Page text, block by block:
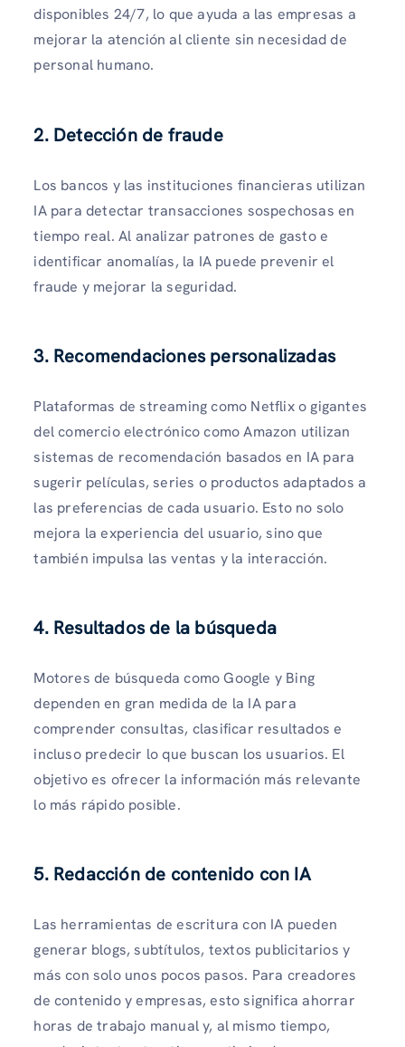
disponibles 24/7, lo que ayuda a las empresas a
mejorar la atención al cliente sin necesidad de
personal humano.
2. Detección de fraude
Los bancos y las instituciones financieras utilizan
IA para detectar transacciones sospechosas en
tiempo real. Al analizar patrones de gasto e
identificar anomalías, la IA puede prevenir el
fraude y mejorar la seguridad.
3. Recomendaciones personalizadas
Plataformas de streaming como Netflix o gigantes
del comercio electrónico como Amazon utilizan
sistemas de recomendación basados ​​en IA para
sugerir películas, series o productos adaptados a
las preferencias de cada usuario. Esto no solo
mejora la experiencia del usuario, sino que
también impulsa las ventas y la interacción.
4. Resultados de la búsqueda
Motores de búsqueda como Google y Bing
dependen en gran medida de la IA para
comprender consultas, clasificar resultados e
incluso predecir lo que buscan los usuarios. El
objetivo es ofrecer la información más relevante
lo más rápido posible.
5. Redacción de contenido con IA
Las herramientas de escritura con IA pueden
generar blogs, subtítulos, textos publicitarios y
más con solo unos pocos pasos. Para creadores
de contenido y empresas, esto significa ahorrar
horas de trabajo manual y, al mismo tiempo,